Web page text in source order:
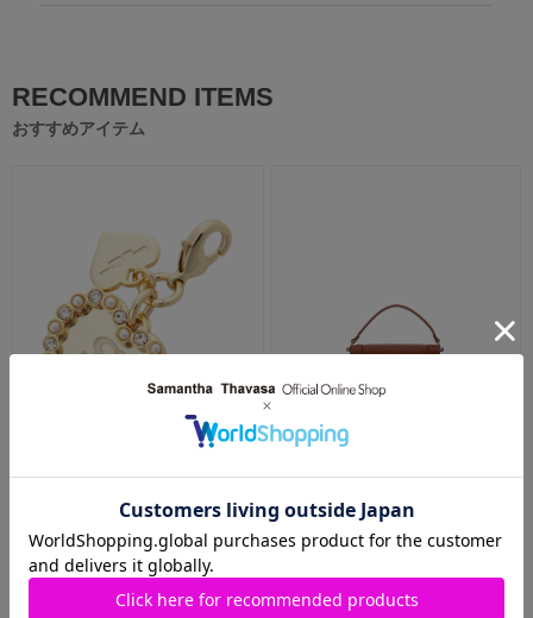
RECOMMEND ITEMS
おすすめアイテム
3,850円
レクショ…
17,600円